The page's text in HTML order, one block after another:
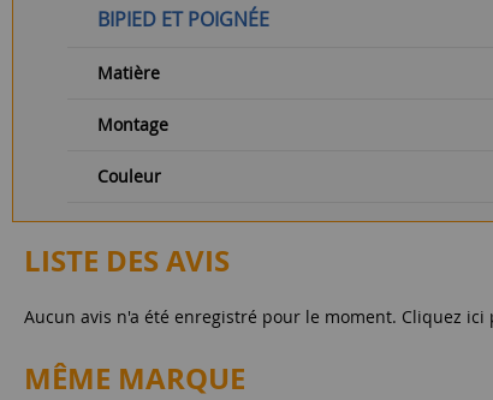
BIPIED ET POIGNÉE
Matière
Montage
Couleur
LISTE DES AVIS
Aucun avis n'a été enregistré pour le moment. Cliquez ici
MÊME MARQUE